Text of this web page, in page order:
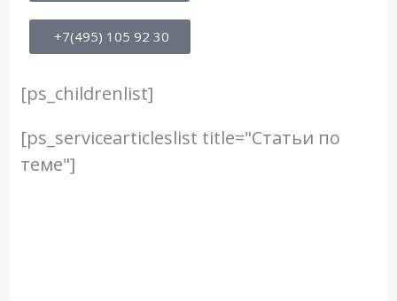
+7(495) 105 92 30
[ps_childrenlist]
[ps_servicearticleslist title="Статьи по
теме"]